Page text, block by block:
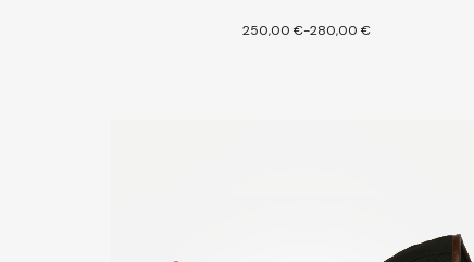
250,00 €-280,00 €